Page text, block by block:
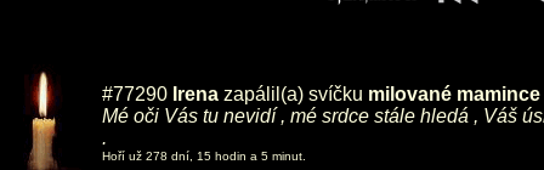
#77290 Irena zapálil(a) svíčku milované
Mé oči Vás tu nevidí , mé srdce stále hledá , Váš
.
Hoří už 278 dní, 15 hodin a 5 minut.